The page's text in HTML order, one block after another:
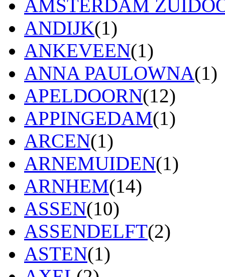
AMSTERDAM
ANDIJK(1)
ANKEVEEN(1)
ANNA PAULOWNA(1)
APELDOORN(12)
APPINGEDAM(1)
ARCEN(1)
ARNEMUIDEN(1)
ARNHEM(14)
ASSEN(10)
ASSENDELFT(2)
ASTEN(1)